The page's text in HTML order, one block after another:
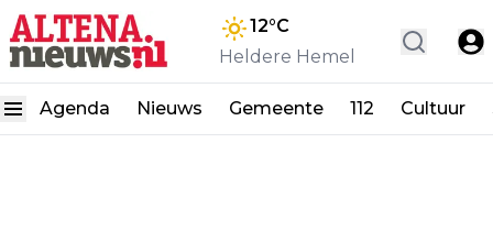
12°C
Heldere Hemel
Agenda Nieuws Gemeente 112 Cultuur